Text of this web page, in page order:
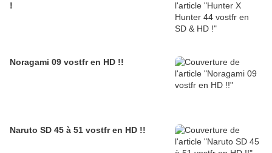
!
Noragami 09 vostfr en HD !!
Naruto SD 45 à 51 vostfr en HD !!